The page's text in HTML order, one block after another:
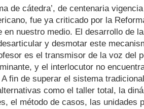
de cátedra’, de centenaria
fue ya criticado por la
en nuestro medio. El desarrollo de
y desmotar este
es el transmisor de la voz del
y el interlocutor no
A fin de superar el sistema
como el taller total, la
el método de casos, las unidades